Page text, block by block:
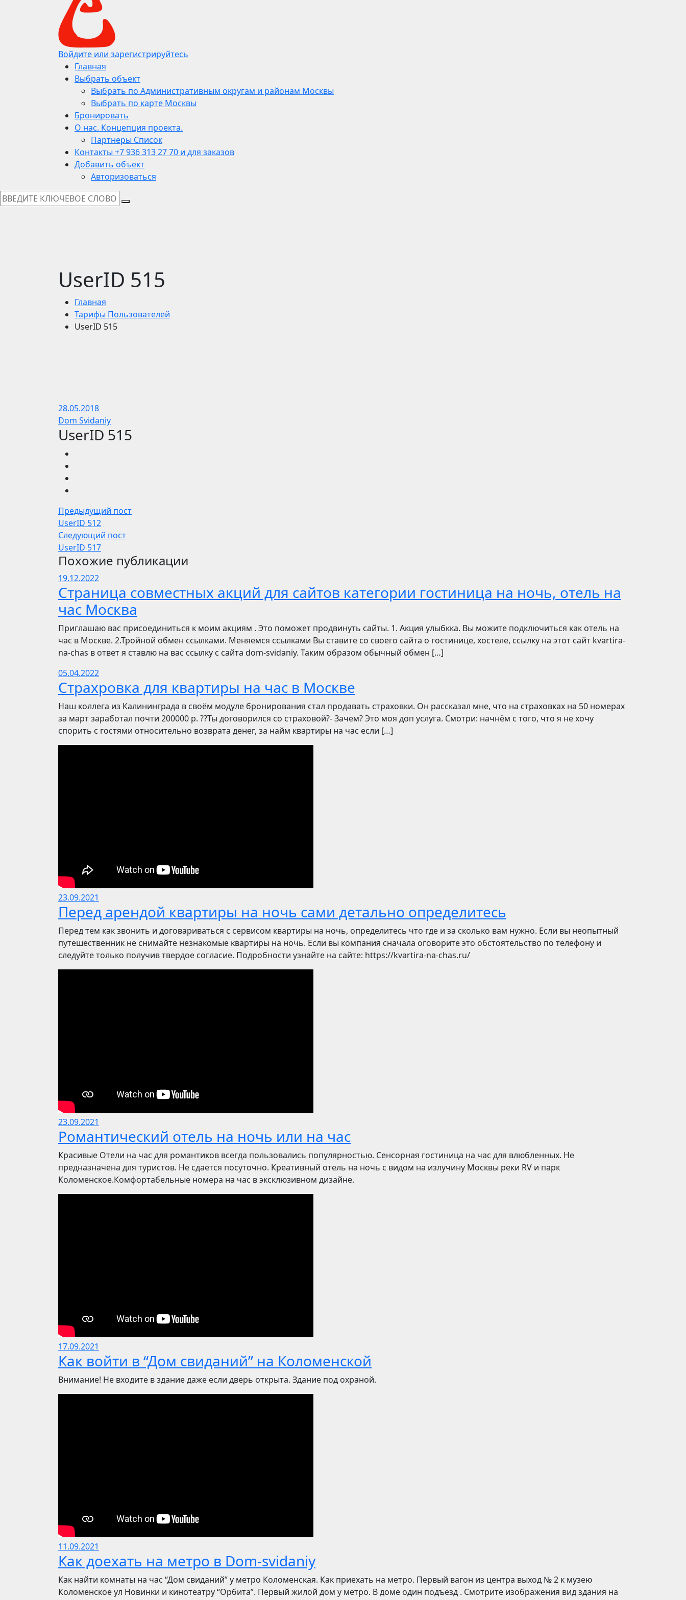
Войдите или зарегистрируйтесь
Главная
Выбрать объект
Выбрать по Административным округам и районам Москвы
Выбрать по карте Москвы
Бронировать
О нас. Концепция проекта.
Партнеры Список
Контакты +7 936 313 27 70 и для заказов
Добавить объект
Авторизоваться
UserID 515
Главная
Тарифы Пользователей
UserID 515
28.05.2018
Dom Svidaniy
UserID 515
Предыдущий пост
UserID 512
Следующий пост
UserID 517
Похожие публикации
19.12.2022
Страница совместных акций для сайтов категории гостиница на ночь, отель на
час Москва
Приглашаю вас присоединиться к моим акциям . Это поможет продвинуть сайты. 1. Акция улыбкка. Вы можите подключиться как отель на
час в Москве. 2.Тройной обмен ссылками. Меняемся ссылками Вы ставите со своего сайта о гостинице, хостеле, ссылку на этот сайт kvartira-
na-chas в ответ я ставлю на вас ссылку с сайта dom-svidaniy. Таким образом обычный обмен […]
05.04.2022
Страхровка для квартиры на час в Москве
Наш коллега из Калининграда в своём модуле бронирования стал продавать страховки. Он рассказал мне, что на страховках на 50 номерах
за март заработал почти 200000 р. ??Ты договорился со страховой?- Зачем? Это моя доп услуга. Смотри: начнём с того, что я не хочу
спорить с гостями относительно возврата денег, за найм квартиры на час если […]
23.09.2021
Перед арендой квартиры на ночь сами детально определитесь
Перед тем как звонить и договариваться с сервисом квартиры на ночь, определитесь что где и за сколько вам нужно. Если вы неопытный
путешественник не снимайте незнакомые квартиры на ночь. Если вы компания сначала оговорите это обстоятельство по телефону и
следуйте только получив твердое согласие. Подробности узнайте на сайте: https://kvartira-na-chas.ru/
23.09.2021
Романтический отель на ночь или на час
Красивые Отели на час для романтиков всегда пользовались популярностью. Сенсорная гостиница на час для влюбленных. Не
предназначена для туристов. Не сдается посуточно. Креативный отель на ночь с видом на излучину Москвы реки RV и парк
Коломенское.Комфортабельные номера на час в эксклюзивном дизайне.
17.09.2021
Как войти в “Дом свиданий” на Коломенской
Внимание! Не входите в здание даже если дверь открыта. Здание под охраной.
11.09.2021
Как доехать на метро в Dom-svidaniy
Как найти комнаты на час “Дом свиданий” у метро Коломенская. Как приехать на метро. Первый вагон из центра выход № 2 к музею
Коломенское ул Новинки и кинотеатру “Орбита”. Первый жилой дом у метро. В доме один подъезд . Смотрите изображения вид здания на